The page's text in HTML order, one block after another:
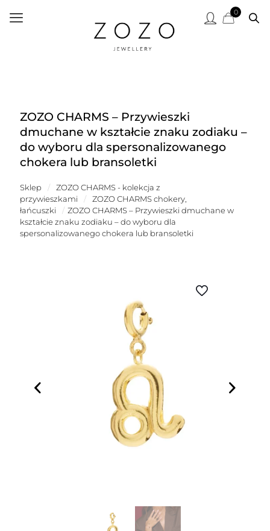
0
ZOZO CHARMS – Przywieszki
dmuchane w kształcie znaku zodiaku –
do wyboru dla spersonalizowanego
chokera lub bransoletki
Sklep /
ZOZO CHARMS - kolekcja z
przywieszkami
/
ZOZO CHARMS chokery,
łańcuszki
/ ZOZO CHARMS – Przywieszki dmuchane w
kształcie znaku zodiaku – do wyboru dla
spersonalizowanego chokera lub bransoletki